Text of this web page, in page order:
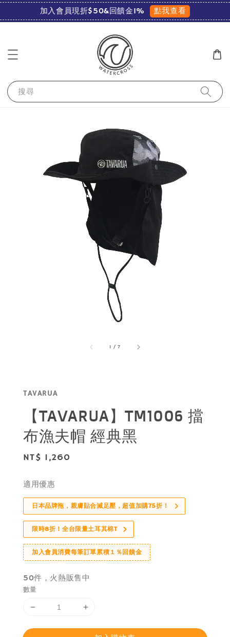
加入會員現折$50&回饋金1% 點我查看
搜尋
1 /7
TAVARUA
【TAVARUA】TM1006 擋
布漁夫帽 經典黑
Regular
NT$ 1,260
適用優惠
日本品牌拖，親膚貼合減足壓，超值加購75折！
限時8折！全台限量土耳其棉T
加入會員消費每筆訂單累積１％回饋金
50件，火熱販售中
數量